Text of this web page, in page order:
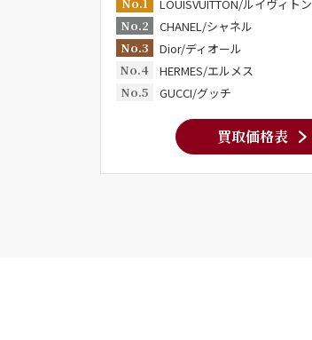
LOUISVUITTON/ルイヴィトン
No.2
CHANEL/シャネル
No.3
Dior/ディオール
No.4
HERMES/エルメス
No.5
GUCCI/グッチ
買取価格表